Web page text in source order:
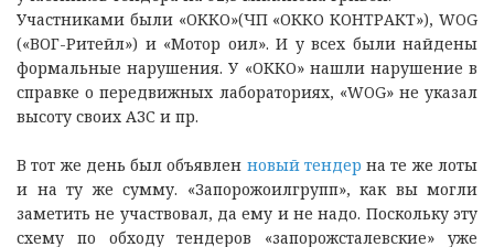
Участниками были «ОККО»(ЧП «ОККО КОНТРАКТ»), WOG
(«ВОГ-Ритейл») и «Мотор оил». И у всех были найдены
формальные нарушения. У «ОККО» нашли нарушение в
справке о передвижных лабораториях, «WOG» не указал
высоту своих АЗС и пр.
В тот же день был объявлен новый тендер на те же лоты
и на ту же сумму. «Запорожоилгрупп», как вы могли
заметить не участвовал, да ему и не надо. Поскольку эту
схему по обходу тендеров «запорожсталевские» уже